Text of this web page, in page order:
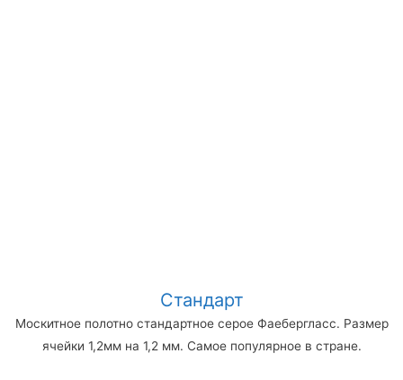
Стандарт
Москитное полотно стандартное серое Фаебергласс. Размер
ячейки 1,2мм на 1,2 мм. Самое популярное в стране.